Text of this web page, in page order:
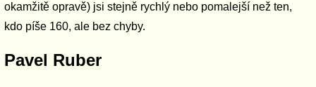
okamžitě opravě) jsi stejně rychlý nebo pomalejší než ten,
kdo píše 160, ale bez chyby.
Pavel Ruber